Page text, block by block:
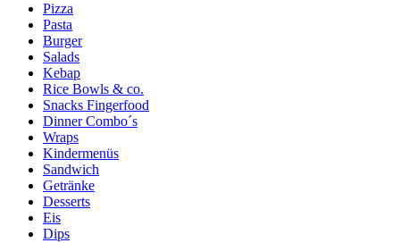
Pizza
Pasta
Burger
Salads
Kebap
Rice Bowls & co.
Snacks Fingerfood
Dinner Combo´s
Wraps
Kindermenüs
Sandwich
Getränke
Desserts
Eis
Dips